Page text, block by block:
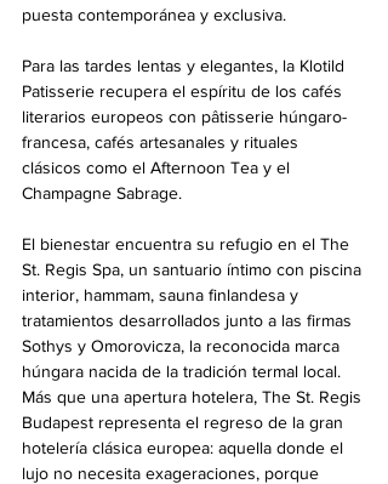
puesta contemporánea y exclusiva.
Para las tardes lentas y elegantes, la Klotild
Patisserie recupera el espíritu de los cafés
literarios europeos con pâtisserie húngaro-
francesa, cafés artesanales y rituales
clásicos como el Afternoon Tea y el
Champagne Sabrage.
El bienestar encuentra su refugio en el The
St. Regis Spa, un santuario íntimo con piscina
interior, hammam, sauna finlandesa y
tratamientos desarrollados junto a las firmas
Sothys y Omorovicza, la reconocida marca
húngara nacida de la tradición termal local.
Más que una apertura hotelera, The St. Regis
Budapest representa el regreso de la gran
hotelería clásica europea: aquella donde el
lujo no necesita exageraciones, porque